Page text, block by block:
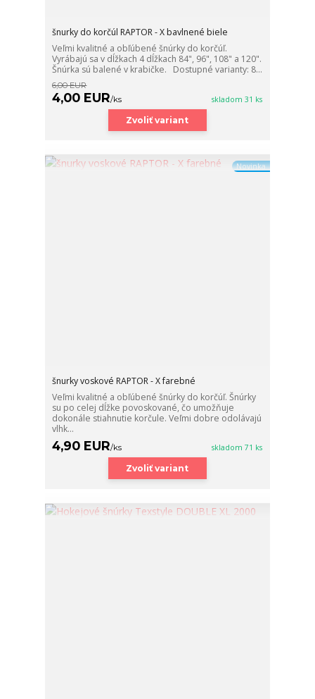
šnurky do korčúl RAPTOR - X bavlnené biele
Veľmi kvalitné a obľúbené šnúrky do korčúľ.
Vyrábajú sa v dĺžkach 4 dĺžkach 84", 96", 108" a 120".
Šnúrka sú balené v krabičke. Dostupné varianty: 8...
6,00 EUR
4,00 EUR/ks skladom 31 ks
Zvoliť variant
Novinka
šnurky voskové RAPTOR - X farebné
Veľmi kvalitné a obľúbené šnúrky do korčúľ. Šnúrky
su po celej dĺžke povoskované, čo umožňuje
dokonále stiahnutie korčule. Veľmi dobre odolávajú
vlhk...
4,90 EUR/ks skladom 71 ks
Zvoliť variant